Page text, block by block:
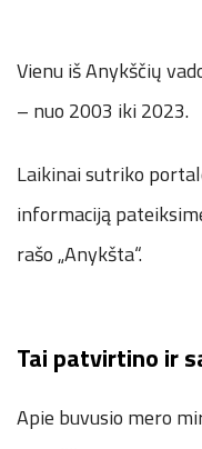
Vienu iš Anykščių
– nuo 2003 iki 2023.
Laikinai sutriko
informaciją
rašo „Anykšta“.
Tai patvirtino ir
Apie buvusio mero